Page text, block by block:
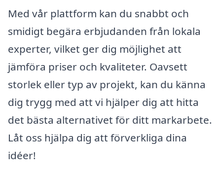
Med vår plattform kan du snabbt och
smidigt begära erbjudanden från lokala
experter, vilket ger dig möjlighet att
jämföra priser och kvaliteter. Oavsett
storlek eller typ av projekt, kan du känna
dig trygg med att vi hjälper dig att hitta
det bästa alternativet för ditt markarbete.
Låt oss hjälpa dig att förverkliga dina
idéer!